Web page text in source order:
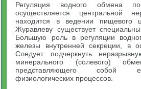
Регуляция водного
осуществляется центральной
находится в ведении
Журавлеву существует
Большую роль в регуляции
железы внутренней секреции, в
Следует подчеркнуть
минерального (солевого)
представляющего собой
физиологических процессов.